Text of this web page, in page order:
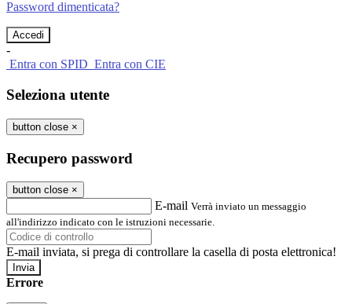
Password dimenticata?
-
Entra con SPID Entra con CIE
Seleziona utente
button close ×
Recupero password
button close ×
E-mail Verrà inviato un messaggio
all'indirizzo indicato con le istruzioni necessarie.
E-mail inviata, si prega di controllare la casella di posta elettronica!
Errore